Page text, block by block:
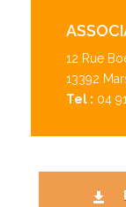
12 Rue
13392
Tel : 04